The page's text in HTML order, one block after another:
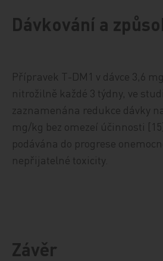
Dávkování a
Přípravek T-DM1 v dávce 3,6
nitrožilně každé 3 týdny, ve
zaznamenána redukce dávky
mg/kg bez omezeí účinnosti
podávána do progrese
nepřijatelné toxicity.
Závěr